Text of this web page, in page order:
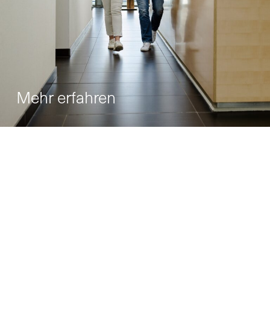
Mehr erfahren